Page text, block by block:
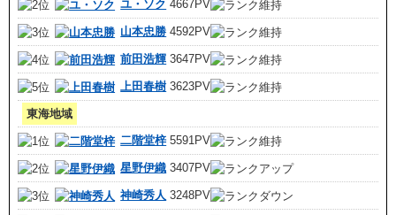
ユ・ソク 4667PV
山本忠勝 4592PV
前田浩輝 3647PV
上田春樹 3623PV
東海地域
二階堂梓 5591PV
星野伊織 3407PV
神崎秀人 3248PV